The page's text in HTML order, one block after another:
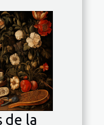
de la